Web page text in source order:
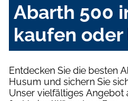
Abarth 500
kaufen oder
Entdecken Sie die besten
Husum und sichern Sie
Unser vielfältiges